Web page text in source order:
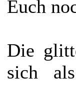
Euch
Die
sich